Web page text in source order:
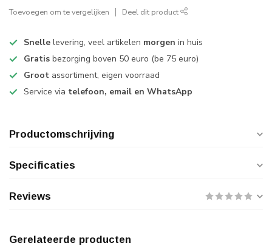
Toevoegen om te vergelijken Deel dit product
Snelle levering, veel artikelen morgen in huis
Gratis bezorging boven 50 euro (be 75 euro)
Groot assortiment, eigen voorraad
Service via telefoon, email en WhatsApp
Productomschrijving
Specificaties
Reviews
Gerelateerde producten